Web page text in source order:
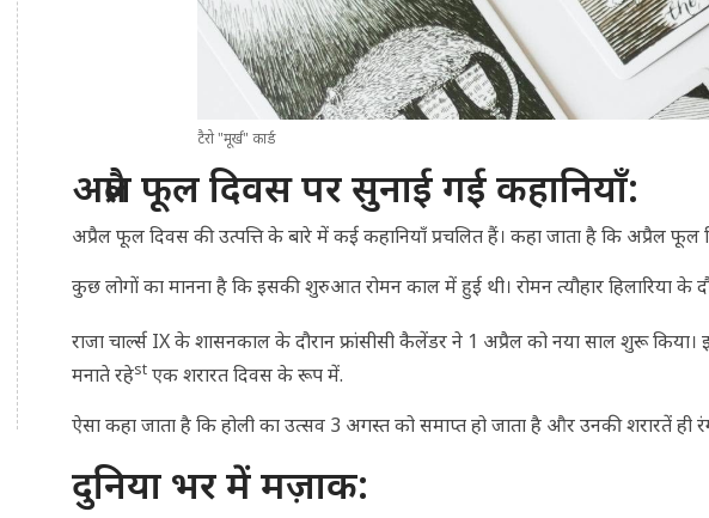
टैरो "मूर्ख" कार्ड
अप्रैल फूल दिवस पर सुनाई गई कहानियाँ:
अप्रैल फूल दिवस की उत्पत्ति के बारे में कई कहानियाँ प्रचलित हैं। कहा जाता है कि
कुछ लोगों का मानना ​​है कि इसकी शुरुआत रोमन काल में हुई थी। रोमन त्यौहार हिलारिया के
राजा चार्ल्स IX के शासनकाल के दौरान फ्रांसीसी कैलेंडर ने 1 अप्रैल को नया साल शुरू
मनाते रहेst एक शरारत दिवस के रूप में.
ऐसा कहा जाता है कि होली का उत्सव 3 अगस्त को समाप्त हो जाता है और उनकी शरारतें ही
दुनिया भर में मज़ाक: